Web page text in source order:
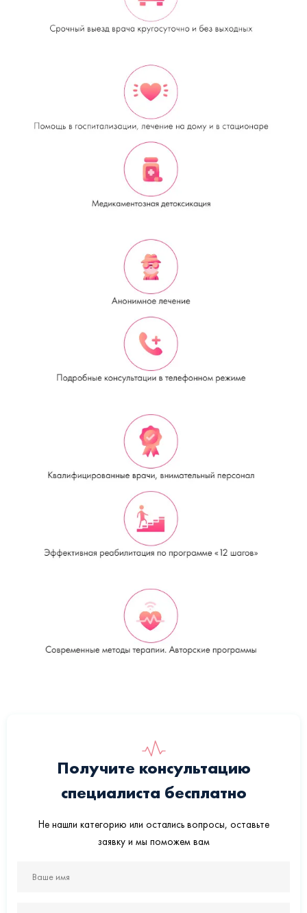
Получите консультацию
специалиста бесплатно
Не нашли категорию или остались вопросы, оставьте
заявку и мы поможем вам